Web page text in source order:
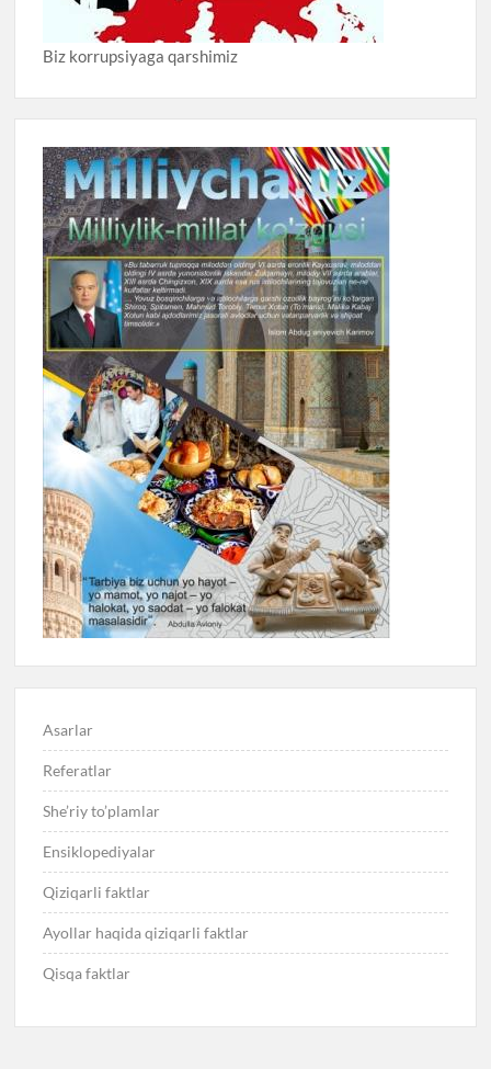
Biz korrupsiyaga qarshimiz
Asarlar
Referatlar
She’riy to’plamlar
Ensiklopediyalar
Qiziqarli faktlar
Ayollar haqida qiziqarli faktlar
Qisqa faktlar